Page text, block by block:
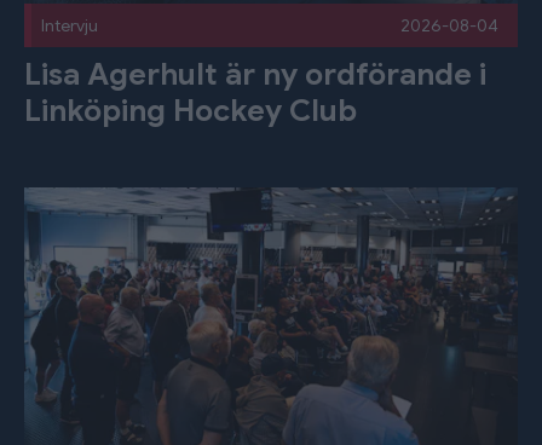
Intervju 2026-08-04
Lisa Agerhult är ny ordförande i
Linköping Hockey Club
Summering av årsmötet Publicerad 2026-08-04